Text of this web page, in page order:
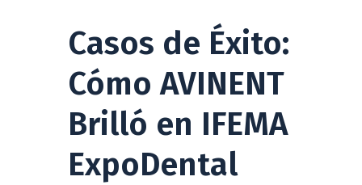
Casos de Éxito:
Cómo AVINENT
Brilló en IFEMA
ExpoDental